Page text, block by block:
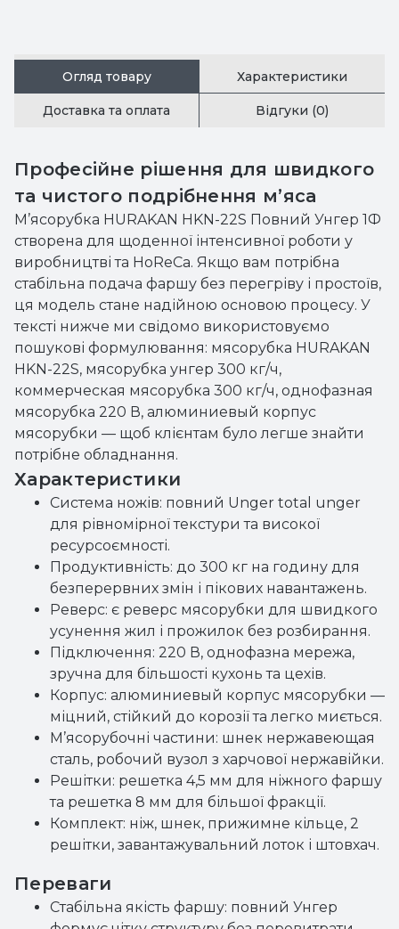
Огляд товару Характеристики
Доставка та оплата Відгуки (0)
Професійне рішення для швидкого
та чистого подрібнення м’яса
М’ясорубка HURAKAN HKN-22S Повний Унгер 1Ф
створена для щоденної інтенсивної роботи у
виробництві та HoReCa. Якщо вам потрібна
стабільна подача фаршу без перегріву і простоїв,
ця модель стане надійною основою процесу. У
тексті нижче ми свідомо використовуємо
пошукові формулювання: мясорубка HURAKAN
HKN-22S, мясорубка унгер 300 кг/ч,
коммерческая мясорубка 300 кг/ч, однофазная
мясорубка 220 В, алюминиевый корпус
мясорубки — щоб клієнтам було легше знайти
потрібне обладнання.
Характеристики
Система ножів: повний Unger total unger
для рівномірної текстури та високої
ресурсоємності.
Продуктивність: до 300 кг на годину для
безперервних змін і пікових навантажень.
Реверс: є реверс мясорубки для швидкого
усунення жил і прожилок без розбирання.
Підключення: 220 В, однофазна мережа,
зручна для більшості кухонь та цехів.
Корпус: алюминиевый корпус мясорубки —
міцний, стійкий до корозії та легко миється.
М’ясорубочні частини: шнек нержавеющая
сталь, робочий вузол з харчової нержавійки.
Решітки: решетка 4,5 мм для ніжного фаршу
та решетка 8 мм для більшої фракції.
Комплект: ніж, шнек, прижимне кільце, 2
решітки, завантажувальний лоток і штовхач.
Переваги
Стабільна якість фаршу: повний Унгер